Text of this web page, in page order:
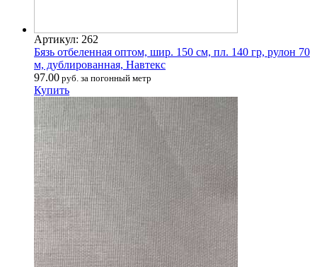
Артикул: 262
Бязь отбеленная оптом, шир. 150 см, пл. 140 гр, рулон 70
м, дублированная, Навтекс
97.00 руб. за погонный метр
Купить